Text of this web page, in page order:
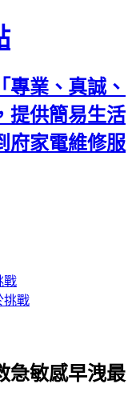
專業、真誠、
提供簡易生活
府家電維修服
戰
挑戰
急敏感早洩最